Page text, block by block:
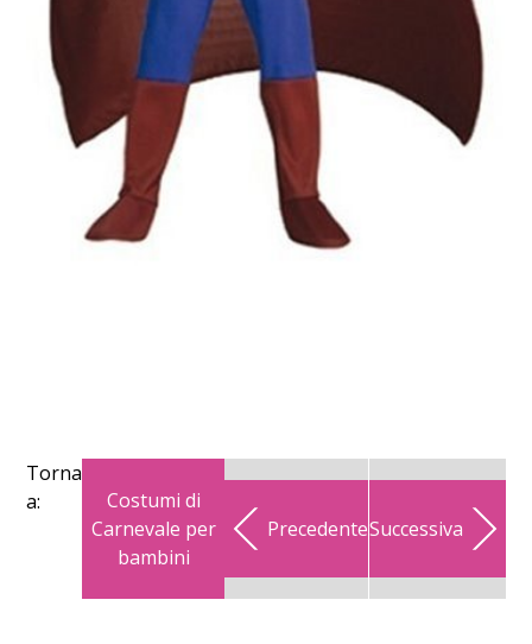
Torna
a:
Costumi di
Carnevale per
bambini
PrecedenteSuccessiva